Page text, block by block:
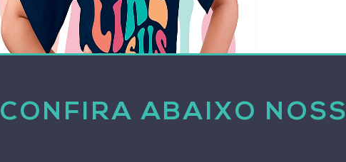
CONFIRA ABAIXO